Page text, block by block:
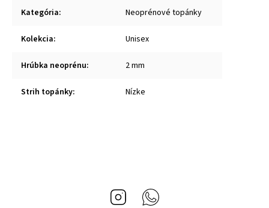
Kategória: Neoprénové topánky
Kolekcia: Unisex
Hrúbka neoprénu: 2 mm
Strih topánky: Nízke
Instagram